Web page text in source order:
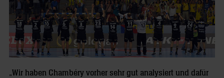
„Wir haben Chambéry vorher sehr gut analysiert und dafür